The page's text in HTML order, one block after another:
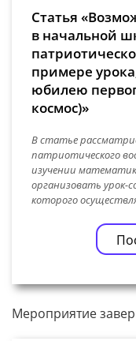
Статья
в начальной
примере
юбилею
космос)»
В статье
патриотического
изучении
организовать урок-
которого
Мероприятие